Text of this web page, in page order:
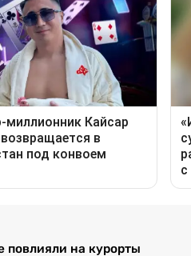
повлияли на курорты